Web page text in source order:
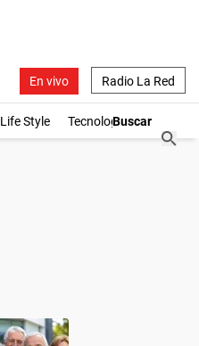
En vivo Radio La Red
Life Style Tecnología